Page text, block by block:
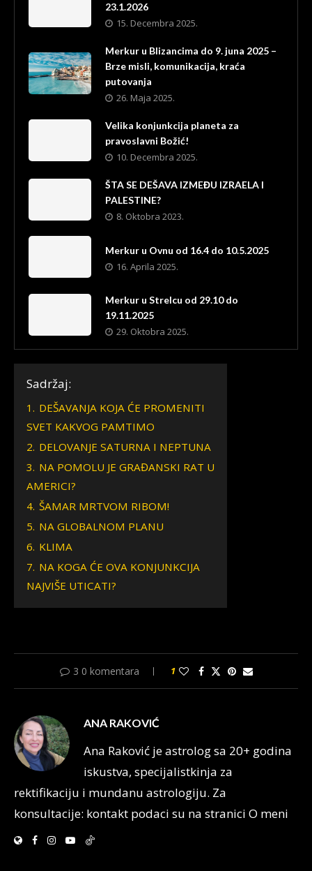
23.1.2026
15. Decembra 2025.
Merkur u Blizancima do 9. juna 2025 –
Brze misli, komunikacija, kraća
putovanja
26. Maja 2025.
Velika konjunkcija planeta za
pravoslavni Božić!
10. Decembra 2025.
ŠTA SE DEŠAVA IZMEĐU IZRAELA I
PALESTINE?
8. Oktobra 2023.
Merkur u Ovnu od 16.4 do 10.5.2025
16. Aprila 2025.
Merkur u Strelcu od 29.10 do
19.11.2025
29. Oktobra 2025.
Sadržaj:
1. DEŠAVANJA KOJA ĆE PROMENITI
SVET KAKVOG PAMTIMO
2. DELOVANJE SATURNA I NEPTUNA
3. NA POMOLU JE GRAĐANSKI RAT U
AMERICI?
4. ŠAMAR MRTVOM RIBOM!
5. NA GLOBALNOM PLANU
6. KLIMA
7. NA KOGA ĆE OVA KONJUNKCIJA
NAJVIŠE UTICATI?
3 0 komentara 1
ANA RAKOVIĆ
Ana Raković je astrolog sa 20+ godina
iskustva, specijalistkinja za
rektifikaciju i mundanu astrologiju. Za
konsultacije: kontakt podaci su na stranici O meni